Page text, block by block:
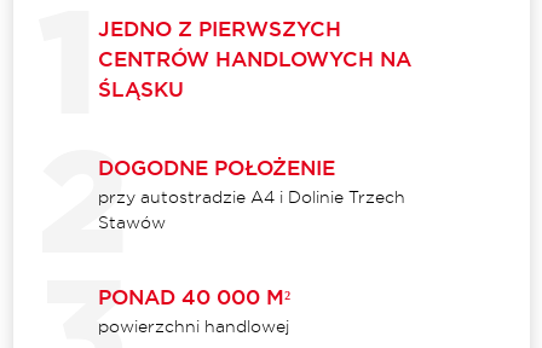
JEDNO Z PIERWSZYCH
CENTRÓW HANDLOWYCH NA
ŚLĄSKU
DOGODNE POŁOŻENIE
przy autostradzie A4 i Dolinie Trzech
Stawów
PONAD 40 000 M²
powierzchni handlowej